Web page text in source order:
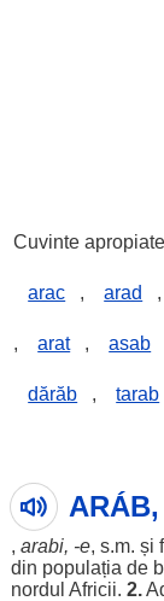
Cuvinte
arac , arad ,
, arat , asab
dărăb , tarab
, arabi, -e, s.m. și
din populația de
nordul Africii. 2.